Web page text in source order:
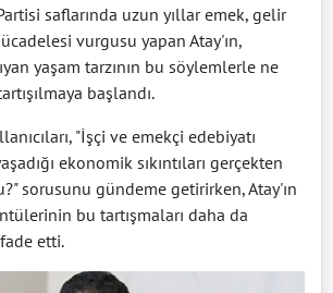
saflarında uzun yıllar emek, gelir
vurgusu yapan Atay'ın,
yaşam tarzının bu söylemlerle ne
başlandı.
"İşçi ve emekçi edebiyatı
ekonomik sıkıntıları gerçekten
sorusunu gündeme getirirken, Atay'ın
bu tartışmaları daha da
etti.